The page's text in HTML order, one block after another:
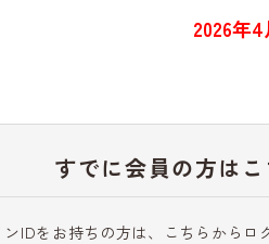
2026年
すでに会員の方はこ
ンIDをお持ちの方は、こちらからロ